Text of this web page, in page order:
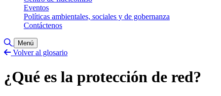
Eventos
Políticas ambientales, sociales y de gobernanza
Contáctenos
Alternar búsqueda
Menú
Volver al glosario
¿Qué es la protección de red?